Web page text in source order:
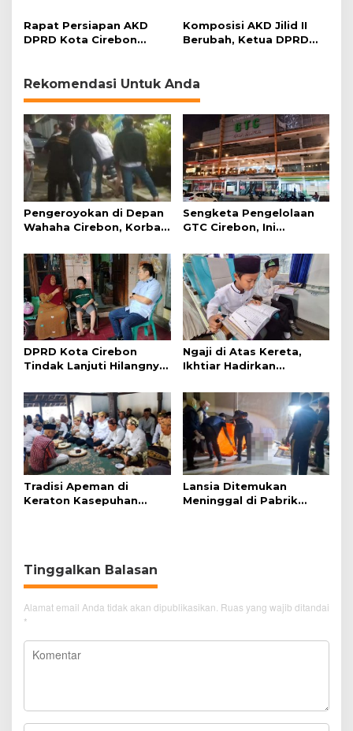
Ketua Komisi
Rapat Persiapan AKD
DPRD Kota Cirebon
Komposisi AKD Jilid II
Berubah, Ketua DPRD
Rekomendasi Untuk Anda
Pengeroyokan di Depan
Wahaha Cirebon, Korban
Polisi
Sengketa Pengelolaan
GTC Cirebon, Ini
Simanjuntak
DPRD Kota Cirebon
Tindak Lanjuti Hilangnya
Disabilitas
Ngaji di Atas Kereta,
Ikhtiar Hadirkan
Nyaman
Tradisi Apeman di
Keraton Kasepuhan
Lansia Ditemukan
Meninggal di Pabrik
Tinggalkan Balasan
Alamat email Anda tidak akan dipublikasikan. Ruas yang wajib ditandai
*